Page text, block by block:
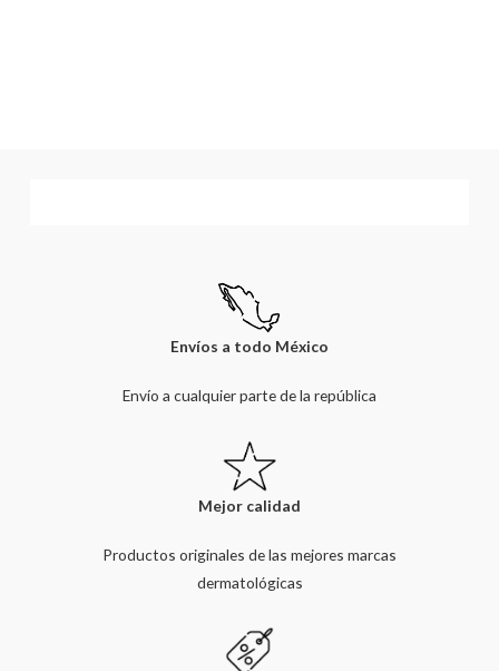
Envíos a todo México
Envío a cualquier parte de la república
Mejor calidad
Productos originales de las mejores marcas
dermatológicas